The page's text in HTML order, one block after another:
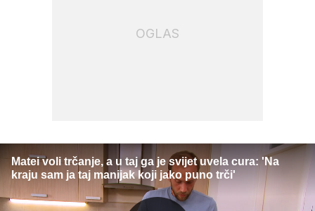
OGLAS
Matei voli trčanje, a u taj ga je svijet uvela cura: 'Na
kraju sam ja taj manijak koji jako puno trči'